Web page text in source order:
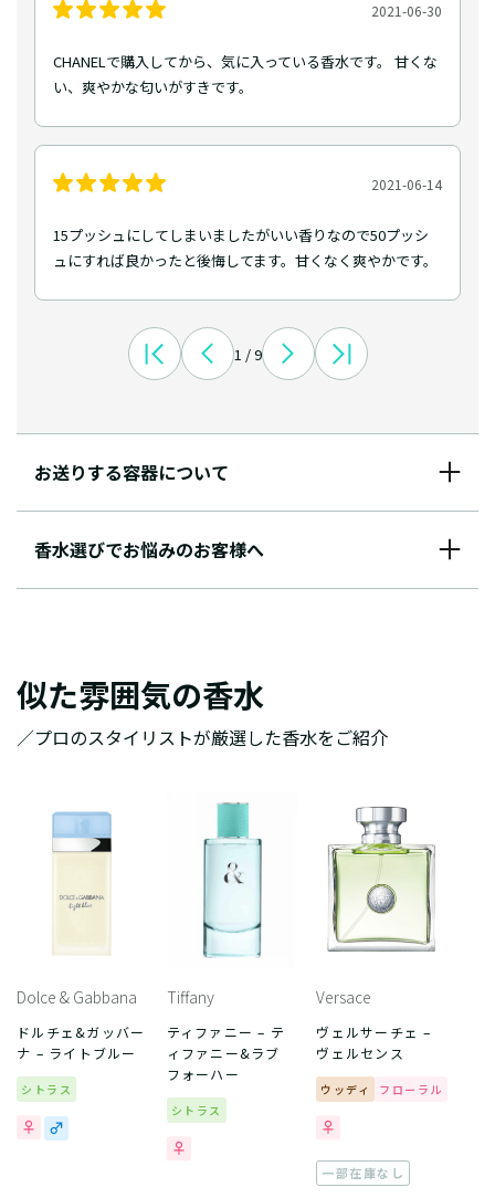
2021-06-30
CHANELで購入してから、気に入っている香水です。 甘くな
い、爽やかな匂いがすきです。
2021-06-14
15プッシュにしてしまいましたがいい香りなので50プッシ
ュにすれば良かったと後悔してます。甘くなく爽やかです。
1 / 9
お送りする容器について
香水選びでお悩みのお客様へ
似た雰囲気の香水
／プロのスタイリストが厳選した香水をご紹介
Dolce & Gabbana
ドルチェ&ガッバー
ナ – ライトブルー
シトラス
Tiffany
ティファニー – テ
ィファニー&ラブ
フォーハー
シトラス
Versace
ヴェルサーチェ –
ヴェルセンス
ウッディ フローラル
一部在庫なし